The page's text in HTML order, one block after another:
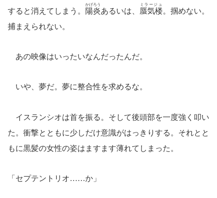
すると消えてしまう。
陽炎
かげろう
あるいは、 蜃気楼
ミラージュ
。掴めない。
捕まえられない。
あの映像はいったいなんだったんだ。
いや、夢だ。夢に整合性を求めるな。
イスランシオは首を振る。そして後頭部を一度強く叩い
た。衝撃とともに少しだけ意識がはっきりする。それとと
もに黒髪の女性の姿はますます薄れてしまった。
「セプテントリオ……か」